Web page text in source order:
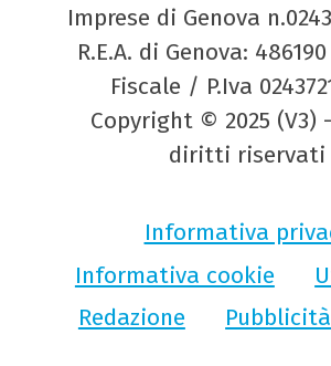
Imprese di Genova
R.E.A. di Genova:
Fiscale / P.Iva
Copyright © 2025 (V3)
diritti riservati
Informativa
Informativa cookie
Redazione